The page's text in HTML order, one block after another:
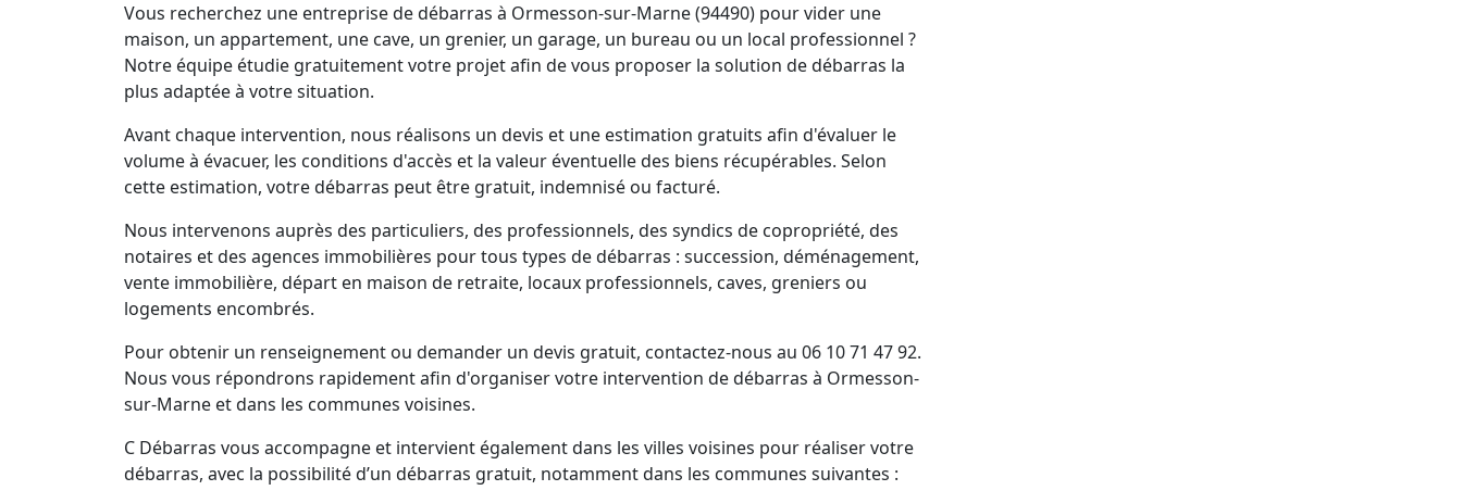
Vous recherchez une entreprise de débarras à Ormesson-sur-Marne (94490) pour vider une
maison, un appartement, une cave, un grenier, un garage, un bureau ou un local professionnel ?
Notre équipe étudie gratuitement votre projet afin de vous proposer la solution de débarras la
plus adaptée à votre situation.
Avant chaque intervention, nous réalisons un devis et une estimation gratuits afin d'évaluer le
volume à évacuer, les conditions d'accès et la valeur éventuelle des biens récupérables. Selon
cette estimation, votre débarras peut être gratuit, indemnisé ou facturé.
Nous intervenons auprès des particuliers, des professionnels, des syndics de copropriété, des
notaires et des agences immobilières pour tous types de débarras : succession, déménagement,
vente immobilière, départ en maison de retraite, locaux professionnels, caves, greniers ou
logements encombrés.
Pour obtenir un renseignement ou demander un devis gratuit, contactez-nous au 06 10 71 47 92.
Nous vous répondrons rapidement afin d'organiser votre intervention de débarras à Ormesson-
sur-Marne et dans les communes voisines.
C Débarras vous accompagne et intervient également dans les villes voisines pour réaliser votre
débarras, avec la possibilité d’un débarras gratuit, notamment dans les communes suivantes :